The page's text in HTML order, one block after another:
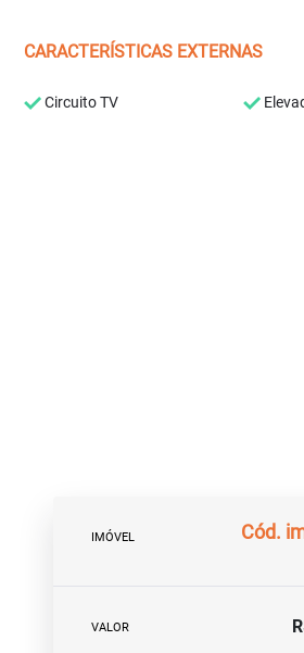
CARACTERÍSTICAS EXTERNAS
Circuito TV
IMÓVEL Cód.
VALOR